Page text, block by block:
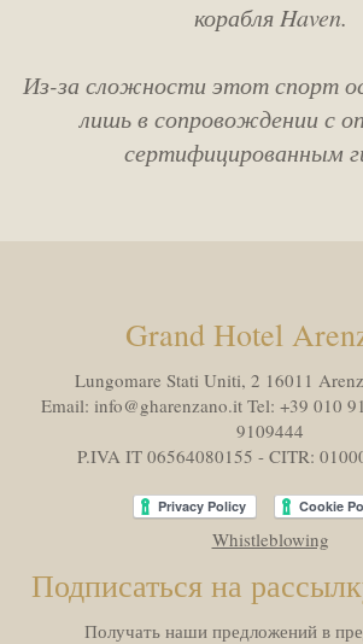
корабля Haven.
Из-за сложности этот спорт
лишь в сопровождении с
сертифицированным
Grand Hotel
Lungomare Stati Uniti, 2 16011
Email: info@gharenzano.it Tel: +39 010
9109444
P.IVA IT 06564080155 - CITR:
Whistleblowing
Подписаться на
Получать наши предложений в